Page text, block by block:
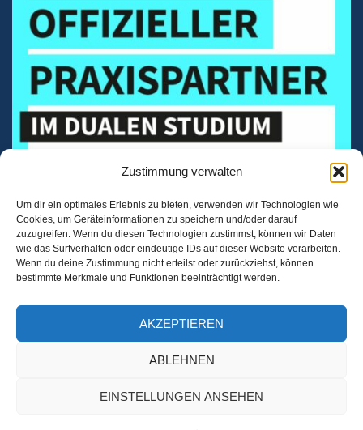
Zustimmung verwalten
Um dir ein optimales Erlebnis zu bieten, verwenden wir Technologien wie
Cookies, um Geräteinformationen zu speichern und/oder darauf
zuzugreifen. Wenn du diesen Technologien zustimmst, können wir Daten
wie das Surfverhalten oder eindeutige IDs auf dieser Website verarbeiten.
Wenn du deine Zustimmung nicht erteilst oder zurückziehst, können
bestimmte Merkmale und Funktionen beeinträchtigt werden.
AKZEPTIEREN
ABLEHNEN
EINSTELLUNGEN ANSEHEN